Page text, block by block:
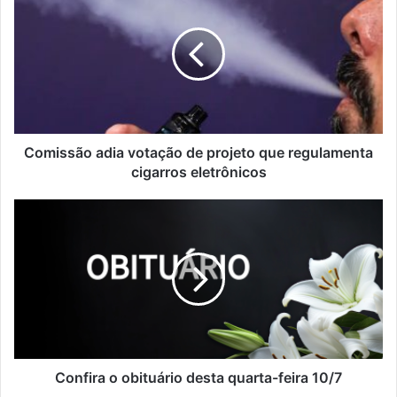
eletrônicos
Comissão adia votação de projeto que regulamenta
cigarros eletrônicos
Confira o obituário desta quarta-feira 10/7